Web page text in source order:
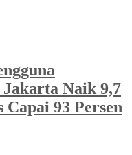
Naik 9,7
93 Persen